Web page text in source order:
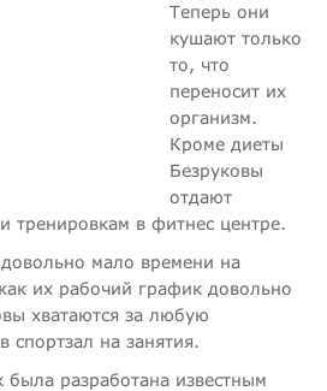
Теперь они
кушают только
то, что
переносит их
организм.
Кроме диеты
Безруковы
отдают
тренировкам в фитнес центре.
довольно мало времени на
их рабочий график довольно
хватаются за любую
спортзал на занятия.
разработана известным